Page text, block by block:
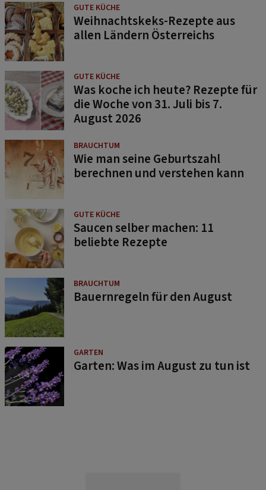
GUTE KÜCHE
Weihnachtskeks-Rezepte aus
allen Ländern Österreichs
GUTE KÜCHE
Was koche ich heute? Rezepte für
die Woche von 31. Juli bis 7.
August 2026
BRAUCHTUM
Wie man seine Geburtszahl
berechnen und verstehen kann
GUTE KÜCHE
Saucen selber machen: 11
beliebte Rezepte
BRAUCHTUM
Bauernregeln für den August
GARTEN
Garten: Was im August zu tun ist